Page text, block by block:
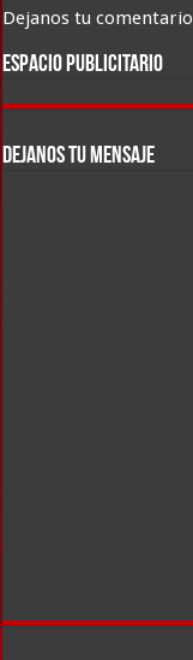
Dejanos tu comentario
ESPACIO PUBLICITARIO
DEJANOS TU MENSAJE